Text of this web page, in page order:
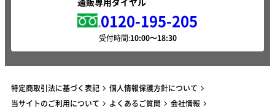
0120-195-205
受付時間:
特定商取引法に基づく表記
個人情報保護方針について
当サイトのご利用について
よくあるご質問
会社情報